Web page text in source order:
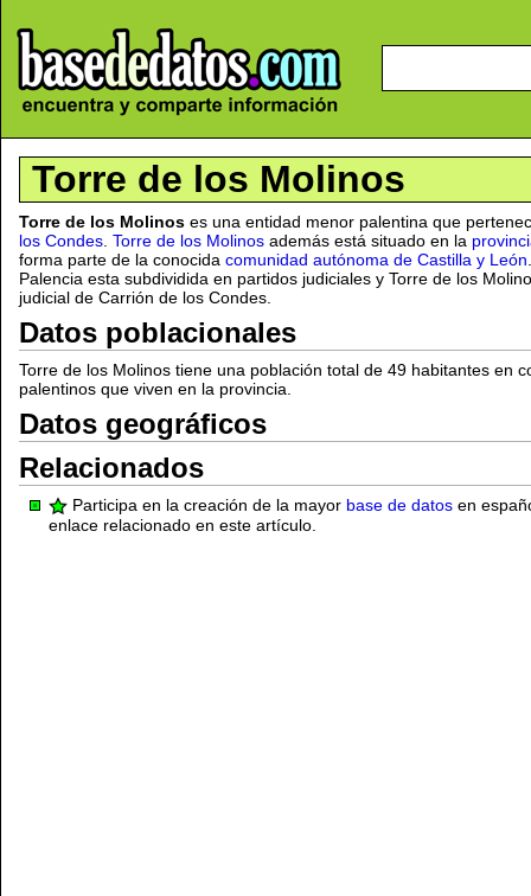
Torre de los Molinos
Torre de los Molinos es una entidad menor palentina que
los Condes Torre de los Molinos además está situado en la
forma parte de la conocida comunidad autónoma de Castilla y León
Palencia esta subdividida en partidos judiciales y Torre de los
judicial de Carrión de los Condes.
Datos poblacionales
Torre de los Molinos tiene una población total de 49 habitantes en
palentinos que viven en la provincia.
Datos geográficos
Relacionados
Participa en la creación de la mayor base de datos en
enlace relacionado en este artículo.